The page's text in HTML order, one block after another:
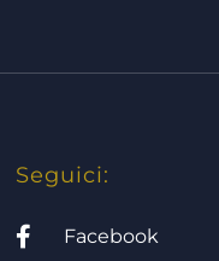
Seguici:
Facebook